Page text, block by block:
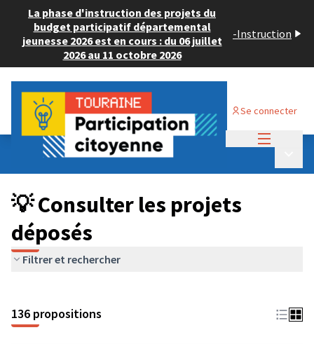
La phase d'instruction des projets du
budget participatif départemental
jeunesse 2026 est en cours : du 06 juillet
2026 au 11 octobre 2026
-Instruction
Se connecter
Budget Participatif JEUNESSE 2024
💡 Consulter les projets déposés
💡 Consulter les projets
déposés
Filtrer et rechercher
136 propositions